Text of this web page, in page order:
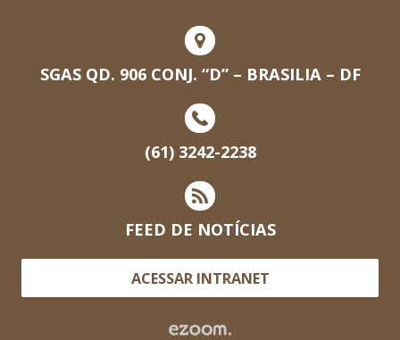
SGAS QD. 906 CONJ. “D” – BRASILIA – DF
(61) 3242-2238
FEED DE NOTÍCIAS
ACESSAR INTRANET